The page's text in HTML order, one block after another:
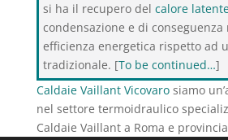
si ha il recupero del calore
condensazione e di conseguenza
efficienza energetica rispetto ad
tradizionale. [To be continued…]
Caldaie Vaillant Vicovarosiamo
nel settore termoidraulico
Caldaie Vaillant a Roma e provincia